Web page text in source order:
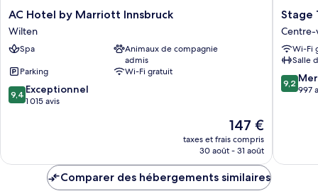
AC
Hotel
by
Marriott
Wilten
AC Hotel by Marriott Innsbruck
Wilten
Spa
Animaux de compagnie
admis
Parking
Wi-Fi gratuit
9.4
sur
9,4 Exceptionnel
1 015 avis
Le
nouveau
prix
de
147 €
taxes et frais compris
30 août - 31 août
Stage
12
Hotel
by
Penz
Centre-
ville
Stage
Centre-
Wi-Fi
Salle
9.2
sur
9,2
997
Comparer des hébergements similaires